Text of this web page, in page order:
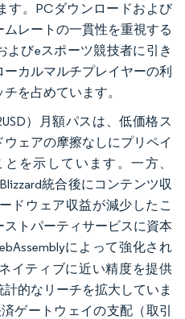
す。PCダウンロードおよび
レートの一貫性を重視する
よびeスポーツ競技者に引き
カルマルチプレイヤーの利
を占めています。
）月額パスは、低価格ス
ェアの摩擦なしにプリペイ
を示しています。一方、
統合後にコンテンツ収
ドウェア収益が減少したこ
トパーティサービスに資本
によって強化され
イティブに近い精度を提供
的なリーチを拡大していま
ゲートウェイの支配（取引